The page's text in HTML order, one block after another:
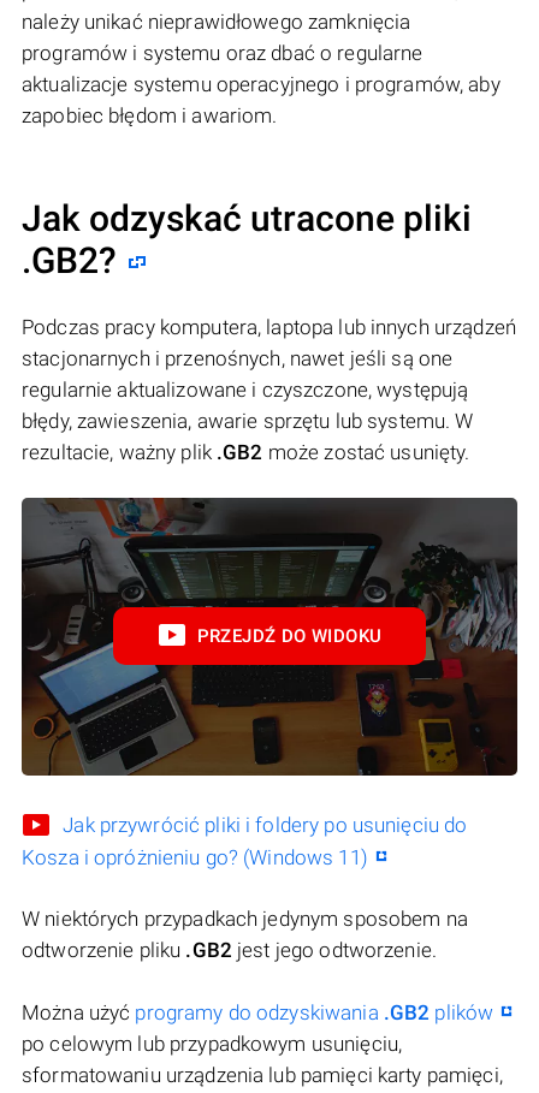
należy unikać nieprawidłowego zamknięcia
programów i systemu oraz dbać o regularne
aktualizacje systemu operacyjnego i programów, aby
zapobiec błędom i awariom.
Jak odzyskać utracone pliki
.GB2?
Podczas pracy komputera, laptopa lub innych urządzeń
stacjonarnych i przenośnych, nawet jeśli są one
regularnie aktualizowane i czyszczone, występują
błędy, zawieszenia, awarie sprzętu lub systemu. W
rezultacie, ważny plik .GB2 może zostać usunięty.
PRZEJDŹ DO WIDOKU
Jak przywrócić pliki i foldery po usunięciu do
Kosza i opróżnieniu go? (Windows 11)
W niektórych przypadkach jedynym sposobem na
odtworzenie pliku .GB2 jest jego odtworzenie.
Można użyć programy do odzyskiwania .GB2 plików
po celowym lub przypadkowym usunięciu,
sformatowaniu urządzenia lub pamięci karty pamięci,